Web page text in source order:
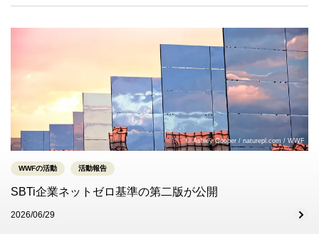
© Ashley Cooper / naturepl.com / WWF
WWFの活動 活動報告
SBTi企業ネットゼロ基準の第二版が公開
2026/06/29